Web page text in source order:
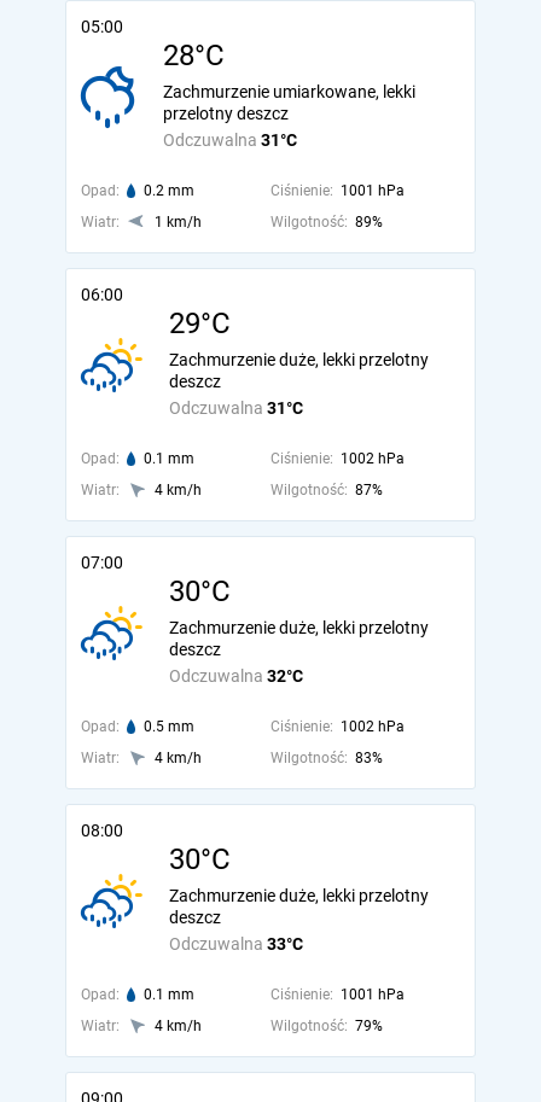
05:00
28°C
Odczuwalna 31°C
Zachmurzenie umiarkowane, lekki
przelotny deszcz
Opad: 0.2 mm Ciśnienie: 1001 hPa
Wiatr:
1 km/h Wilgotność: 89%
06:00
29°C
Odczuwalna 31°C
Zachmurzenie duże, lekki przelotny
deszcz
Opad: 0.1 mm Ciśnienie: 1002 hPa
Wiatr:
4 km/h Wilgotność: 87%
07:00
30°C
Odczuwalna 32°C
Zachmurzenie duże, lekki przelotny
deszcz
Opad: 0.5 mm Ciśnienie: 1002 hPa
Wiatr:
4 km/h Wilgotność: 83%
08:00
30°C
Odczuwalna 33°C
Zachmurzenie duże, lekki przelotny
deszcz
Opad: 0.1 mm Ciśnienie: 1001 hPa
Wiatr:
4 km/h Wilgotność: 79%